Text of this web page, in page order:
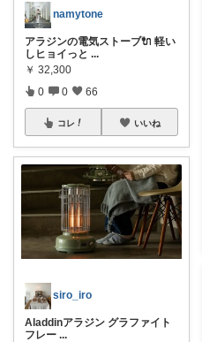
namytone
アラジンの電気ストーブ🔌 軽い
しヒョイっと ...
￥ 32,300
0 0 66
コレ いいね
siro_iro
Aladdinアラジン グラファイト
フレー ...